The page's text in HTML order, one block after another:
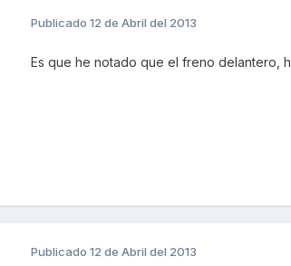
Publicado 12 de Abril del 2013
Es que he notado que el freno delantero,
Publicado 12 de Abril del 2013